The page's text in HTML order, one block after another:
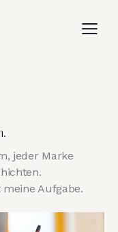
jeder Marke
Aufgabe.